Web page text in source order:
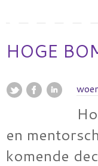
HOGE
en
komende